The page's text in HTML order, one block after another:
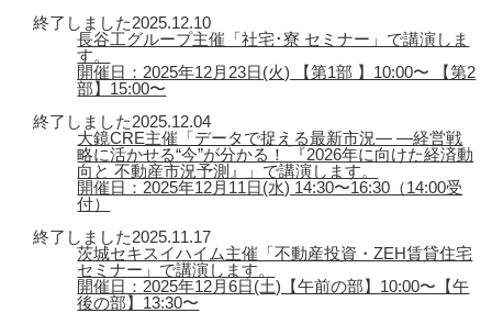
終了しました2025.12.10
長谷工グループ主催「社宅･寮 セミナー」で講演しま
す。
開催日：2025年12月23日(火) 【第1部 】10:00〜 【第2
部】15:00〜
終了しました2025.12.04
大鏡CRE主催「データで捉える最新市況― ―経営戦
略に活かせる“今”が分かる！ 『2026年に向けた経済動
向と 不動産市況予測』」で講演します。
開催日：2025年12月11日(水) 14:30〜16:30（14:00受
付）
終了しました2025.11.17
茨城セキスイハイム主催「不動産投資・ZEH賃貸住宅
セミナー」で講演します。
開催日：2025年12月6日(土)【午前の部】10:00〜【午
後の部】13:30〜